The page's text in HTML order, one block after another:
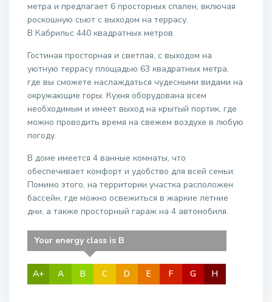
метра и предлагает 6 просторных спален, включая
роскошную сьют с выходом на террасу.
В Кабрильс 440 квадратных метров
Гостиная просторная и светлая, с выходом на
уютную террасу площадью 63 квадратных метра,
где вы сможете наслаждаться чудесными видами на
окружающие горы. Кухня оборудована всем
необходимым и имеет выход на крытый портик, где
можно проводить время на свежем воздухе в любую
погоду.
В доме имеется 4 ванные комнаты, что
обеспечивает комфорт и удобство для всей семьи.
Помимо этого, на территории участка расположен
бассейн, где можно освежиться в жаркие летние
дни, а также просторный гараж на 4 автомобиля.
A+ A
Your energy class is B
B C D E F G H